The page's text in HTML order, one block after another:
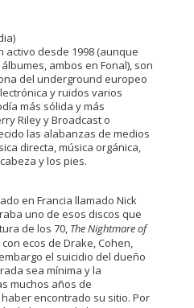
activo desde 1998 (aunque
ambos en Fonal), son
del underground europeo
y ruidos varios
más sólida y más
Riley y Broadcast o
las alabanzas de medios
directa, música orgánica,
y los pies.
en Francia llamado Nick
uno de esos discos que
de los 70, The Nightmare of
con ecos de Drake, Cohen,
el suicidio del dueño
sea mínima y la
muchos años de
encontrado su sitio. Por